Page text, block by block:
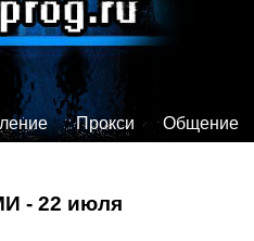
Прокси Общение
- 22 июля